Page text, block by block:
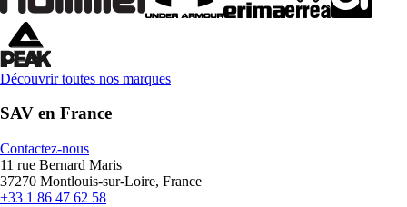
Découvrir toutes nos marques
SAV en France
Contactez-nous
11 rue Bernard Maris
37270 Montlouis-sur-Loire, France
+33 1 86 47 62 58